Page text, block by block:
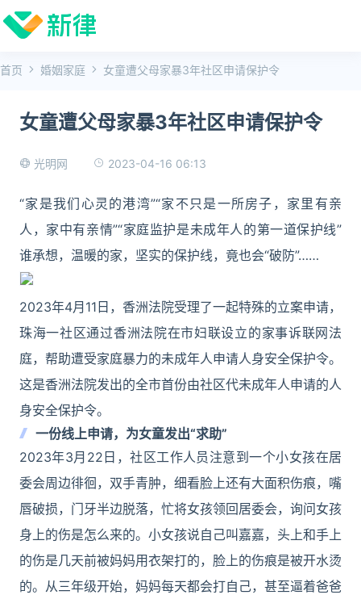
首页 婚姻家庭 女童遭父母家暴3年社区申请保护令
女童遭父母家暴3年社区申请保护令
光明网 2023-04-16 06:13
“家是我们心灵的港湾”“家不只是一所房子，家里有亲
人，家中有亲情”“家庭监护是未成年人的第一道保护线”
谁承想，温暖的家，坚实的保护线，竟也会“破防”……
2023年4月11日，香洲法院受理了一起特殊的立案申请，
珠海一社区通过香洲法院在市妇联设立的家事诉联网法
庭，帮助遭受家庭暴力的未成年人申请人身安全保护令。
这是香洲法院发出的全市首份由社区代未成年人申请的人
身安全保护令。
一份线上申请，为女童发出“求助”
2023年3月22日，社区工作人员注意到一个小女孩在居
委会周边徘徊，双手青肿，细看脸上还有大面积伤痕，嘴
唇破损，门牙半边脱落，忙将女孩领回居委会，询问女孩
身上的伤是怎么来的。小女孩说自己叫嘉嘉，头上和手上
的伤是几天前被妈妈用衣架打的，脸上的伤痕是被开水烫
的。从三年级开始，妈妈每天都会打自己，甚至逼着爸爸